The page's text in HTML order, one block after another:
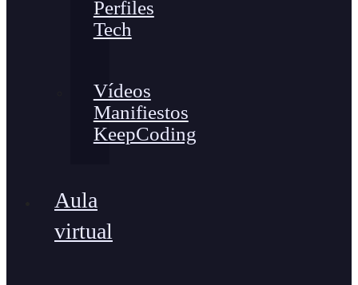
Perfiles
Tech
Vídeos
Manifiestos
KeepCoding
Aula
virtual